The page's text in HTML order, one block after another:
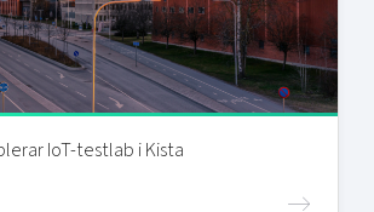
IoT-testlab i Kista